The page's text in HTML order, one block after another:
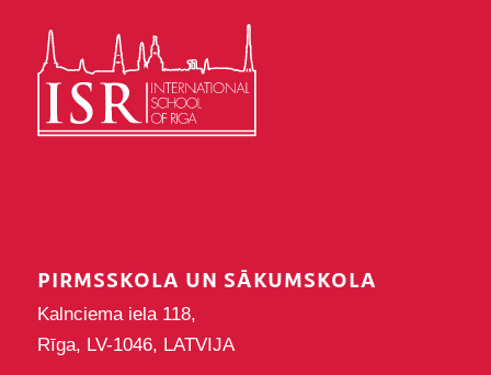
PIRMSSKOLA UN SĀKUMSKOLA
Kalnciema iela 118,
Rīga, LV-1046, LATVIJA